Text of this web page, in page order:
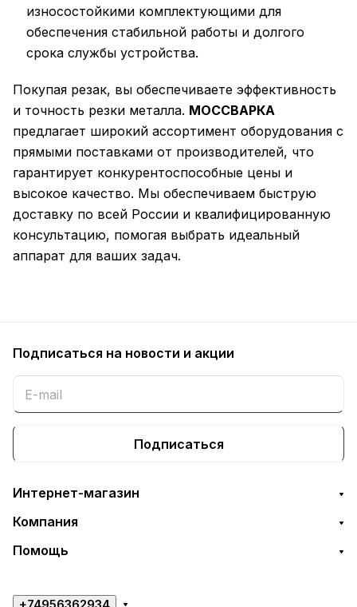
износостойкими комплектующими для
обеспечения стабильной работы и долгого
срока службы устройства.
Покупая резак, вы обеспечиваете эффективность
и точность резки металла. МОССВАРКА
предлагает широкий ассортимент оборудования с
прямыми поставками от производителей, что
гарантирует конкурентоспособные цены и
высокое качество. Мы обеспечиваем быструю
доставку по всей России и квалифицированную
консультацию, помогая выбрать идеальный
аппарат для ваших задач.
Подписаться на новости и акции
Подписаться
Интернет-магазин
Компания
Помощь